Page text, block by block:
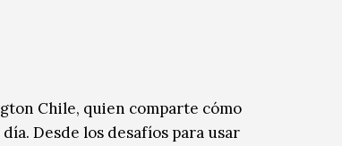
Chile, quien comparte cómo
Desde los desafíos para usar